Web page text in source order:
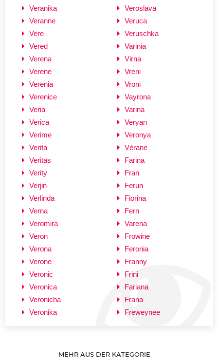
Veranika
Veranne
Vere
Vered
Verena
Verene
Verenia
Verenice
Veria
Verica
Verime
Verita
Veritas
Verity
Verjin
Verlinda
Verna
Veromira
Veron
Verona
Verone
Veronic
Veronica
Veronicha
Veronika
Veroslava
Veruca
Veruschka
Varinia
Virna
Vreni
Vroni
Vayrona
Varina
Veryan
Veronya
Vérane
Farina
Fran
Ferun
Fiorina
Fern
Varena
Frowine
Feronia
Franny
Frini
Fariana
Frana
Freweynee
MEHR AUS DER KATEGORIE